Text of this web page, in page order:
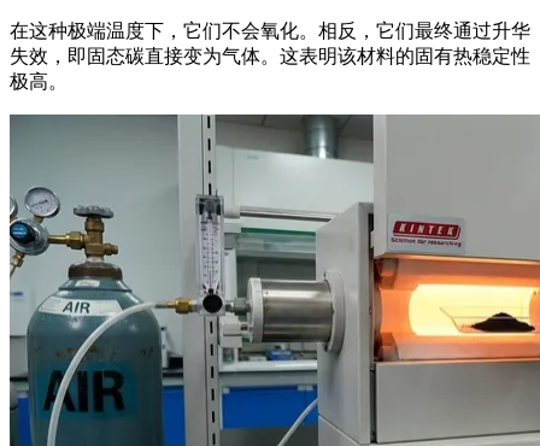
在这种极端温度下，它们不会氧化。相反，它们最终通过升华
失效，即固态碳直接变为气体。这表明该材料的固有热稳定性
极高。